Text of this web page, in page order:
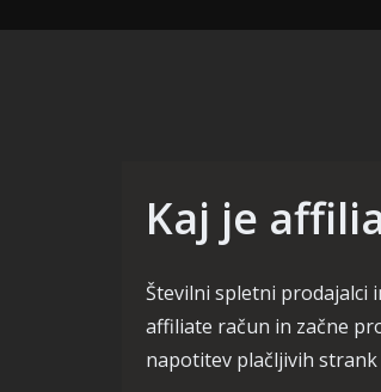
Kaj je
Številni spletni prodajalci
affiliate račun in začne
napotitev plačljivih strank